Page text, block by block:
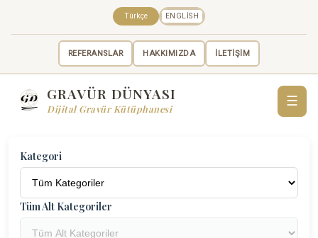
REFERANSLAR HAKKIMIZDA İLETİŞİM
Türkçe ENGLISH
GRAVÜR DÜNYASI
Dijital Gravür Kütüphanesi
☰
Kategori
Tüm Alt Kategoriler